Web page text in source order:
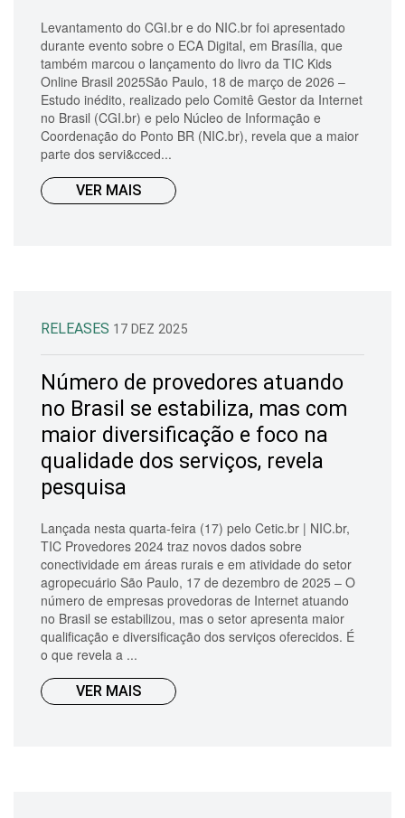
Levantamento do CGI.br e do NIC.br foi apresentado
durante evento sobre o ECA Digital, em Brasília, que
também marcou o lançamento do livro da TIC Kids
Online Brasil 2025São Paulo, 18 de março de 2026 –
Estudo inédito, realizado pelo Comitê Gestor da Internet
no Brasil (CGI.br) e pelo Núcleo de Informação e
Coordenação do Ponto BR (NIC.br), revela que a maior
parte dos servi&cced...
VER MAIS
RELEASES 17 DEZ 2025
Número de provedores atuando
no Brasil se estabiliza, mas com
maior diversificação e foco na
qualidade dos serviços, revela
pesquisa
Lançada nesta quarta-feira (17) pelo Cetic.br | NIC.br,
TIC Provedores 2024 traz novos dados sobre
conectividade em áreas rurais e em atividade do setor
agropecuário São Paulo, 17 de dezembro de 2025 – O
número de empresas provedoras de Internet atuando
no Brasil se estabilizou, mas o setor apresenta maior
qualificação e diversificação dos serviços oferecidos. É
o que revela a ...
VER MAIS